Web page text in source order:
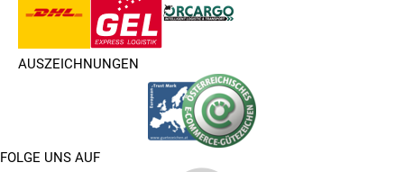
AUSZEICHNUNGEN
FOLGE UNS AUF